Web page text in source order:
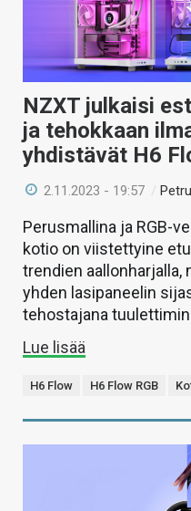
NZXT julkaisi
ja tehokkaan
yhdistävät H6
2.11.2023 - 19:57 /
Perusmallina ja RGB-
kotio on viistettyine
trendien aallonharjalla,
yhden lasipaneelin
tehostajana
Lue lisää
H6 Flow H6 Flow RGB